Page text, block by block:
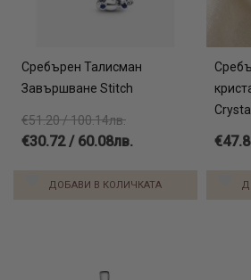
Сребърен Талисман
Завършване Stitch
€51.20 / 100.14лв.
€30.72 / 60.08лв.
ДОБАВИ В КОЛИЧКАТА
Crystal